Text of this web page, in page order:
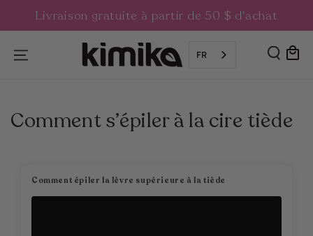
CONTENT
Livraison gratuite à partir de 50 $ d'achat
FR Chariot
Comment s’épiler à la cire tiède
Comment épiler la lèvre supérieure à la tiède